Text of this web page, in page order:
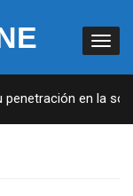
en la sociedad